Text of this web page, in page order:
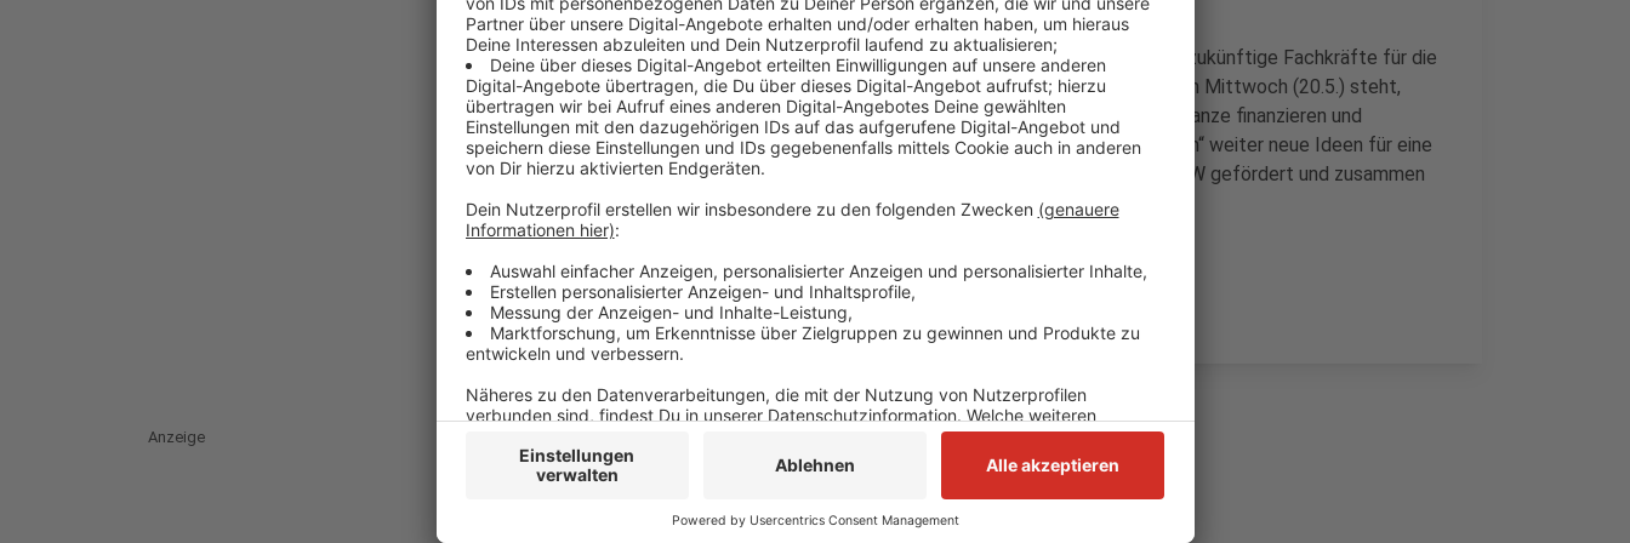
Dort könnte der „RevierCampus Metall & Elektro“ entstehen, um zukünftige Fachkräfte für die
Wirtschaft auszubilden. In den Unterlagen zum Kreisausschuss am Mittwoch (20.5.) steht,
dass mit einer Studie herausgefunden werden soll, wie sich das Ganze finanzieren und
betreiben lässt. Außerdem soll das Innovationsprojekt „foodineum“ weiter neue Ideen für eine
nachhaltige Ernährung entwickeln. Das Projekt wird vom Land NRW gefördert und zusammen
vom Kreis und der Hochschule Niederrhein umgesetzt.
Anzeige